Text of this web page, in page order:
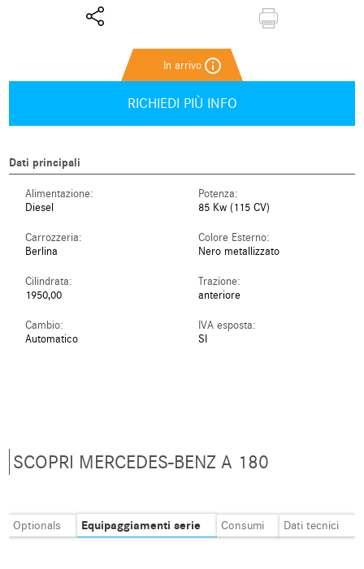
info_outline
RICHIEDI PIÙ INFO
Dati principali
Alimentazione:
Diesel
Potenza:
85 Kw (115 CV)
Carrozzeria:
Berlina
Colore Esterno:
Nero metallizzato
Cilindrata:
1950,00
Trazione:
anteriore
Cambio:
Automatico
IVA esposta:
SI
SCOPRI MERCEDES-BENZ A 180
Optionals Equipaggiamenti serie Consumi Dati tecnici